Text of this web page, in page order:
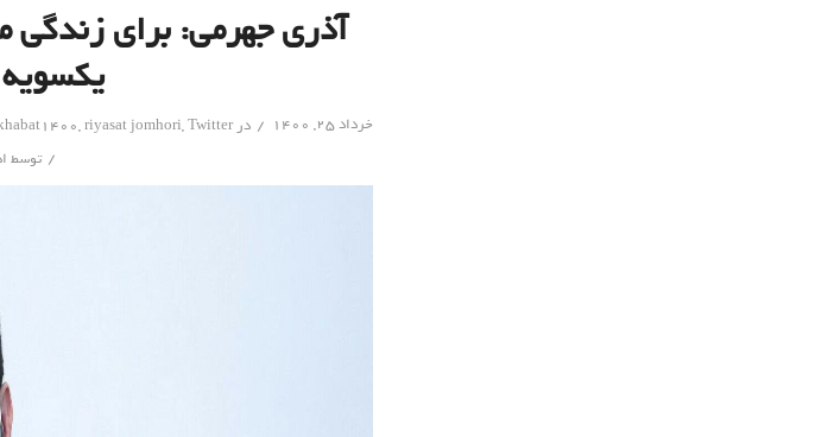
آذری جهرمی: برای زندگی
خرداد ۲۵, ۱۴۰۰ / در ,riyasat jomhori,Twitter
/ توسط